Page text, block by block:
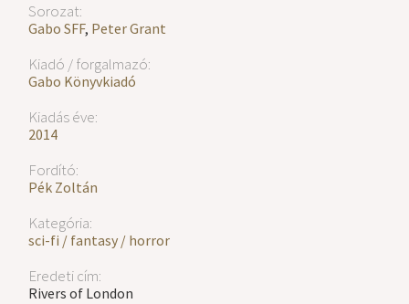
Sorozat:
Gabo SFF, Peter Grant
Kiadó / forgalmazó:
Gabo Könyvkiadó
Kiadás éve:
2014
Fordító:
Pék Zoltán
Kategória:
sci-fi / fantasy / horror
Eredeti cím:
Rivers of London